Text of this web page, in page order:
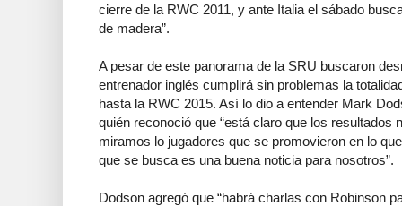
cierre de la RWC 2011, y ante Italia el sábado
de madera”.
A pesar de este panorama de la SRU buscaron
entrenador inglés cumplirá sin problemas la
hasta la RWC 2015. Así lo dio a entender Mark
quién reconoció que “está claro que los resultados
miramos lo jugadores que se promovieron en lo
que se busca es una buena noticia para nosotros”.
Dodson agregó que “habrá charlas con Robinson